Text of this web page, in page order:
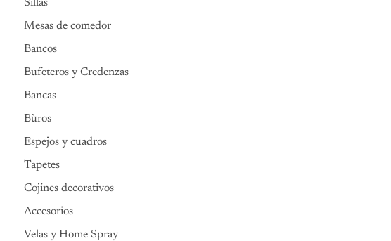
Sillas
Mesas de comedor
Bancos
Bufeteros y Credenzas
Bancas
Bùros
Espejos y cuadros
Tapetes
Cojines decorativos
Accesorios
Velas y Home Spray